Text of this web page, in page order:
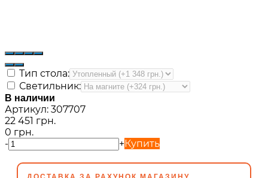
Тип стола:
Светильник:
В наличии
Артикул: 307707
22 451 грн.
0 грн.
-
+Купить